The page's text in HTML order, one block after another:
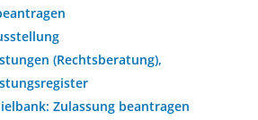
(Rechtsberatung),
Zulassung beantragen